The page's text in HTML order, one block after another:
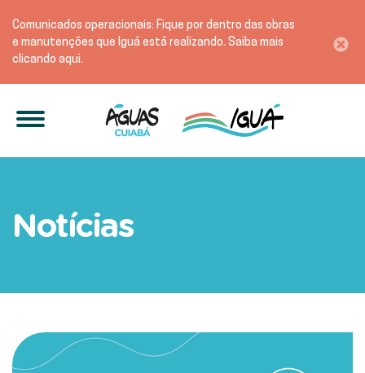
Comunicados operacionais: Fique por dentro das obras
e manutenções que Iguá está realizando. Saiba mais
clicando aqui.
Notícias